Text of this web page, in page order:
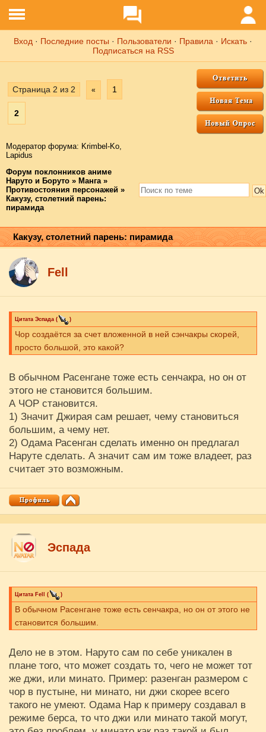
Вход · Последние посты · Пользователи · Правила · Искать ·
Подписаться на RSS
Страница 2 из 2 « 1
2
Модератор форума: Krimbel-Ko,
Lapidus
Форум поклонников аниме
Наруто и Боруто » Манга »
Противостояния персонажей »
Какузу, столетний парень:
пирамида
Какузу, столетний парень: пирамида
Fell
Цитата Эспада ( )
Чор создаётся за счет вложенной в ней сэнчакры скорей,
просто большой, это какой?
В обычном Расенгане тоже есть сенчакра, но он от
этого не становится большим.
А ЧОР становится.
1) Значит Джирая сам решает, чему становиться
большим, а чему нет.
2) Одама Расенган сделать именно он предлагал
Наруте сделать. А значит сам им тоже владеет, раз
считает это возможным.
Эспада
Цитата Fell ( )
В обычном Расенгане тоже есть сенчакра, но он от этого не
становится большим.
Дело не в этом. Наруто сам по себе уникален в
плане того, что может создать то, чего не может тот
же джи, или минато. Пример: разенган размером с
чор в пустыне, ни минато, ни джи скорее всего
такого не умеют. Одама Нар к примеру создавал в
режиме берса, то что джи или минато такой могут,